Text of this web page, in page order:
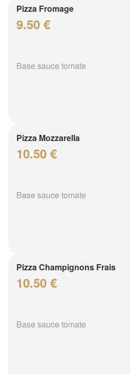
Pizza Fromage
9.50 €
Base sauce tomate
Pizza Mozzarella
10.50 €
Base sauce tomate
Pizza Champignons Frais
10.50 €
Base sauce tomate